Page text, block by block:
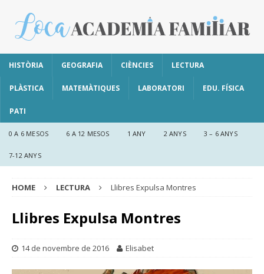
HISTÒRIA GEOGRAFIA CIÈNCIES LECTURA
PLÀSTICA MATEMÀTIQUES LABORATORI EDU. FÍSICA
PATI
0 A 6 MESOS 6 A 12 MESOS 1 ANY 2 ANYS 3 – 6 ANYS
7-12 ANYS
HOME LECTURA Llibres Expulsa Montres
Llibres Expulsa Montres
14 de novembre de 2016 Elisabet